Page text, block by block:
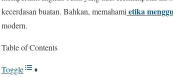
kecerdasan buatan. Bahkan, memahami etika
modern.
Table of Contents
Toggle